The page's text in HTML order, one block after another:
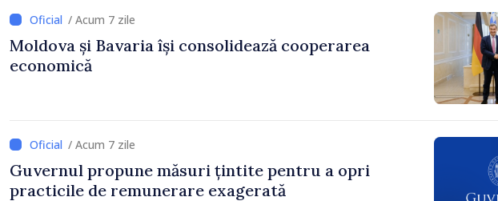
și dezvoltar/ Acum 7 zile
Moldova și Bavaria își consolidează cooperarea
economică
/ Acum 7 zile
Guvernul propune măsuri țintite pentru a opri
practicile de remunerare exagerată